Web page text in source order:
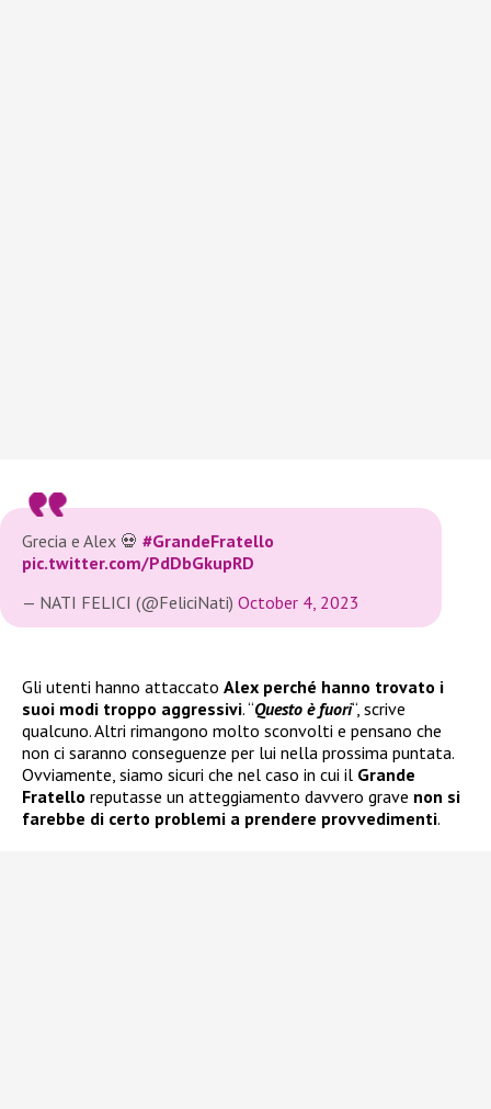
Grecia e Alex 💀 #GrandeFratello
pic.twitter.com/PdDbGkupRD
— NATI FELICI (@FeliciNati) October 4, 2023
Gli utenti hanno attaccato Alex perché hanno trovato i
suoi modi troppo aggressivi. “Questo è fuori“, scrive
qualcuno. Altri rimangono molto sconvolti e pensano che
non ci saranno conseguenze per lui nella prossima puntata.
Ovviamente, siamo sicuri che nel caso in cui il Grande
Fratello reputasse un atteggiamento davvero grave non si
farebbe di certo problemi a prendere provvedimenti.